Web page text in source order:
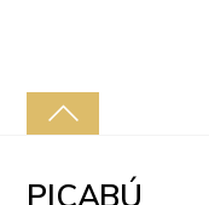
PICABÚ